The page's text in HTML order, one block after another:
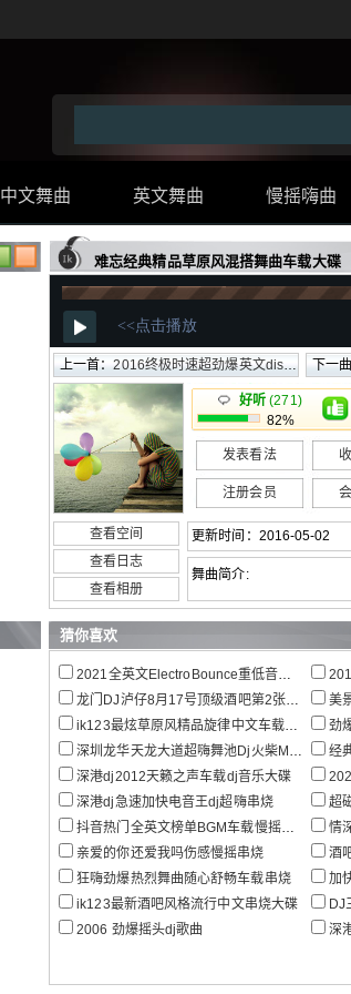
中文舞曲 英文舞曲 慢摇嗨曲
..
难忘经典精品草原风混搭舞曲车载大碟
上一首：2016终极时速超劲爆英文disco狂炫音爆 下一
好听 (271)
82%
发表看法
注册会员
查看空间
查看日志
查看相册
更新时间：2016-05-02
舞曲简介:
猜你喜欢
2021全英文ElectroBounce重低音车载串烧
龙门DJ泸仔8月17号顶级酒吧第2张电音-HOUSE慢摇串烧
美
ik123最炫草原风精品旋律中文车载dj串烧
劲
深圳龙华天龙大道超嗨舞池Dj火柴MC小黎现场
经
深港dj2012天籁之声车载dj音乐大碟
深港dj急速加快电音王dj超嗨串烧
超
抖音热门全英文榜单BGM车载慢摇特辑
情
亲爱的你还爱我吗伤感慢摇串烧
酒
狂嗨劲爆热烈舞曲随心舒畅车载串烧
加
ik123最新酒吧风格流行中文串烧大碟
DJ
2006 劲爆摇头dj歌曲
深